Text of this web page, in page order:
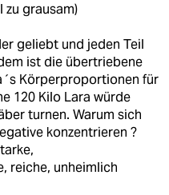
grausam)
geliebt und jeden Teil
ist die übertriebene
Körperproportionen für
120 Kilo Lara würde
turnen. Warum sich
konzentrieren ?
reiche, unheimlich